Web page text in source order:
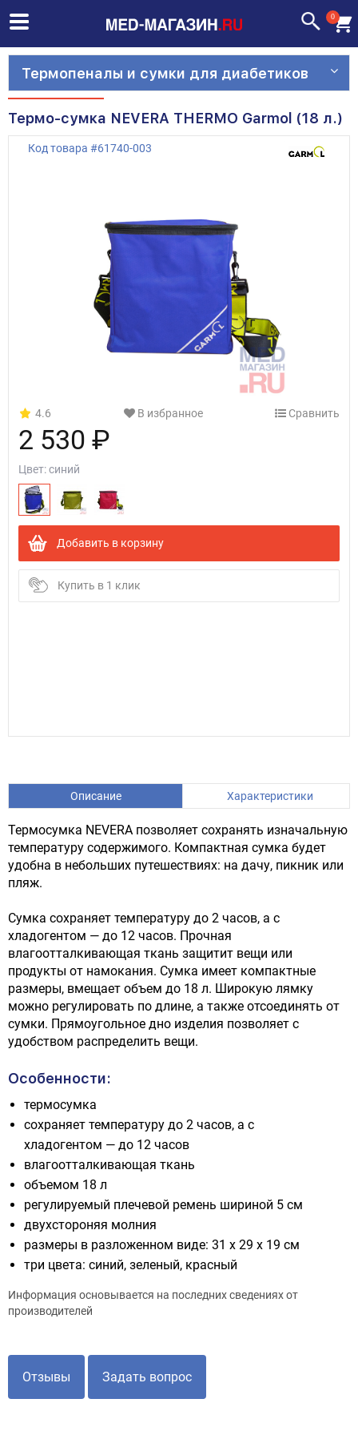
0
Термопеналы и сумки для диабетиков
Термо-сумка NEVERA THERMO Garmol (18 л.)
Код товара #61740-003
4.6 В избранное Сравнить
2 530 ₽
Цвет:синий
Добавить в корзину
Купить в 1 клик
Описание Характеристики
Термосумка NEVERA позволяет сохранять изначальную
температуру содержимого. Компактная сумка будет
удобна в небольших путешествиях: на дачу, пикник или
пляж.
Сумка сохраняет температуру до 2 часов, а с
хладогентом — до 12 часов. Прочная
влагоотталкивающая ткань защитит вещи или
продукты от намокания. Сумка имеет компактные
размеры, вмещает объем до 18 л. Широкую лямку
можно регулировать по длине, а также отсоединять от
сумки. Прямоугольное дно изделия позволяет с
удобством распределить вещи.
Особенности:
термосумка
сохраняет температуру до 2 часов, а с
хладогентом — до 12 часов
влагоотталкивающая ткань
объемом 18 л
регулируемый плечевой ремень шириной 5 см
двухстороняя молния
размеры в разложенном виде: 31 х 29 х 19 см
три цвета: синий, зеленый, красный
Информация основывается на последних сведениях от
производителей
Отзывы Задать вопрос